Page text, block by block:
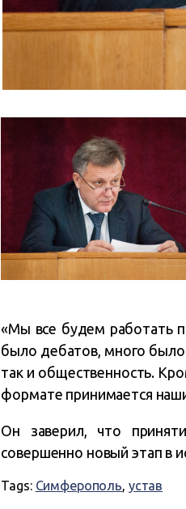
«Мы все будем работать
было дебатов, много было
так и общественность.
формате принимается
Он заверил, что
совершенно новый этап в
Tags: Симферополь, устав